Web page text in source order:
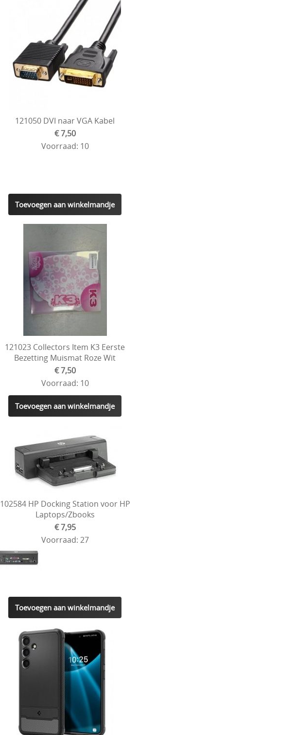
121050 DVI naar VGA Kabel
€ 7,50
Voorraad: 10
Toevoegen aan winkelmandje
121023 Collectors Item K3 Eerste
Bezetting Muismat Roze Wit
€ 7,50
Voorraad: 10
Toevoegen aan winkelmandje
102584 HP Docking Station voor HP
Laptops/Zbooks
€ 7,95
Voorraad: 27
Toevoegen aan winkelmandje